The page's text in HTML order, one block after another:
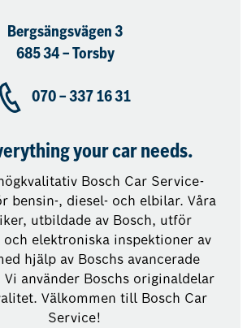
Bergsängsvägen 3
685 34 – Torsby
070 – 337 16 31
your car needs.
Bosch Car Service-
bensin-, diesel- och elbilar. Våra
utbildade av Bosch, utför
och elektroniska inspektioner av
hjälp av Boschs avancerade
använder Boschs originaldelar
Välkommen till Bosch Car
Service!